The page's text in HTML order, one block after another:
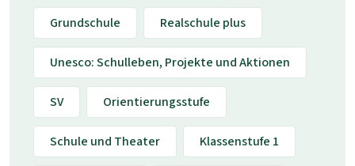
Grundschule Realschule plus
Unesco: Schulleben, Projekte und Aktionen
SV Orientierungsstufe
Schule und Theater Klassenstufe 1